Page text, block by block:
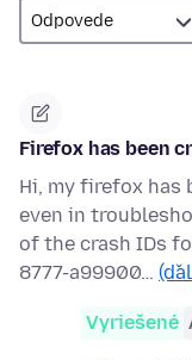
Firefox has been
Hi, my firefox has
even in
of the crash IDs
8777-a99900…
Vyriešené